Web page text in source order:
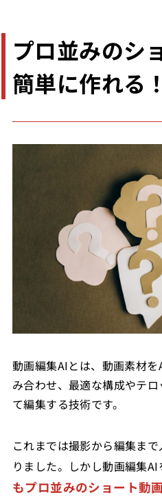
プロ並みのシ
簡単に作れる
動画編集AIとは、動画素材
み合わせ、最適な構成やテ
て編集する技術です。
これまでは撮影から編集ま
りました。しかし動画編集
もプロ並みのショート動